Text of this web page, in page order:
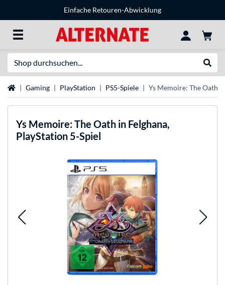
Einfache Retouren-Abwicklung
StartseiteGaming PlayStation PS5-Spiele Ys Memoire: The Oath
Ys Memoire: The Oath in Felghana,
PlayStation 5-Spiel